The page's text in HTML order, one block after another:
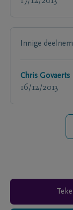
Innige
Chris Govaerts
16/12/2013